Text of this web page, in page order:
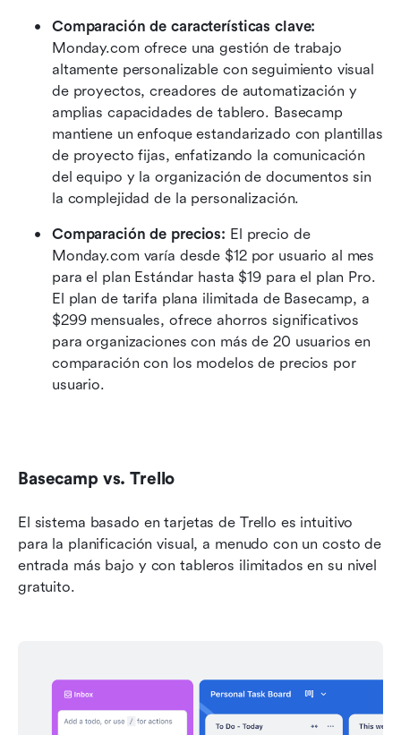
Comparación de características clave:
Monday.com ofrece una gestión de trabajo
altamente personalizable con seguimiento visual
de proyectos, creadores de automatización y
amplias capacidades de tablero. Basecamp
mantiene un enfoque estandarizado con plantillas
de proyecto fijas, enfatizando la comunicación
del equipo y la organización de documentos sin
la complejidad de la personalización.
Comparación de precios: El precio de
Monday.com varía desde $12 por usuario al mes
para el plan Estándar hasta $19 para el plan Pro.
El plan de tarifa plana ilimitada de Basecamp, a
$299 mensuales, ofrece ahorros significativos
para organizaciones con más de 20 usuarios en
comparación con los modelos de precios por
usuario.
Basecamp vs. Trello
El sistema basado en tarjetas de Trello es intuitivo
para la planificación visual, a menudo con un costo de
entrada más bajo y con tableros ilimitados en su nivel
gratuito.